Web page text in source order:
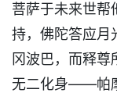
菩萨于未来世帮
持，佛陀答应月
冈波巴，而释
无二化身——帕